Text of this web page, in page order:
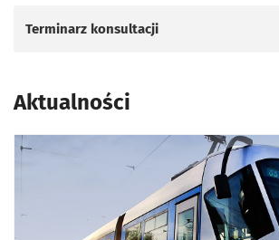
Terminarz konsultacji
Aktualności